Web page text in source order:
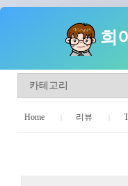
희
Home 리뷰